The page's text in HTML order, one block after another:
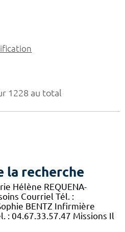
1228 au total
la recherche
Hélène REQUENA-
Courriel Tél. :
BENTZ Infirmière
: 04.67.33.57.47 Missions Il